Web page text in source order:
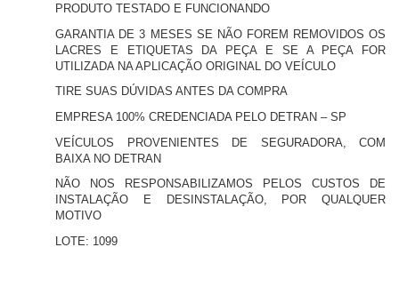
PRODUTO TESTADO E FUNCIONANDO
GARANTIA DE 3 MESES SE NÃO FOREM REMOVIDOS OS
LACRES E ETIQUETAS DA PEÇA E SE A PEÇA FOR
UTILIZADA NA APLICAÇÃO ORIGINAL DO VEÍCULO
TIRE SUAS DÚVIDAS ANTES DA COMPRA
EMPRESA 100% CREDENCIADA PELO DETRAN – SP
VEÍCULOS PROVENIENTES DE SEGURADORA, COM
BAIXA NO DETRAN
NÃO NOS RESPONSABILIZAMOS PELOS CUSTOS DE
INSTALAÇÃO E DESINSTALAÇÃO, POR QUALQUER
MOTIVO
LOTE: 1099